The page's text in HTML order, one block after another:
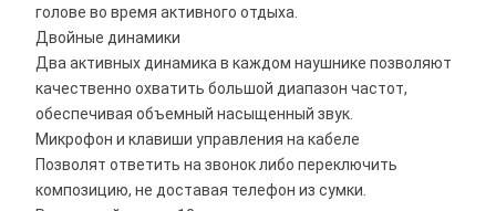
голове во время активного отдыха.
Двойные динамики
Два активных динамика в каждом наушнике позволяют
качественно охватить большой диапазон частот,
обеспечивая объемный насыщенный звук.
Микрофон и клавиши управления на кабеле
Позволят ответить на звонок либо переключить
композицию, не доставая телефон из сумки.